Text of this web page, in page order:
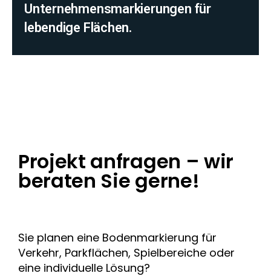
Unternehmensmarkierungen für
lebendige Flächen.
Projekt anfragen – wir
beraten Sie gerne!
Sie planen eine Bodenmarkierung für
Verkehr, Parkflächen, Spielbereiche oder
eine individuelle Lösung?